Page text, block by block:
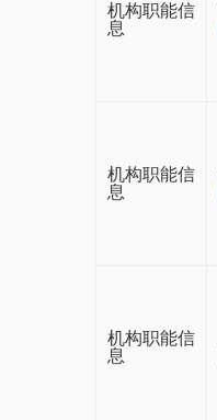
机构职能信
息
机构职能信
息
机构职能信
息